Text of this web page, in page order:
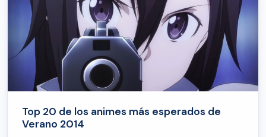
Top 20 de los animes más esperados de
Verano 2014